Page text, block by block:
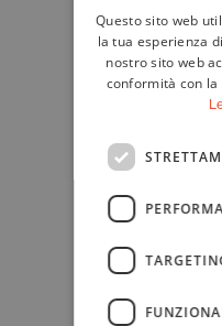
Questo sito web
la tua esperienza
nostro sito web
conformità con